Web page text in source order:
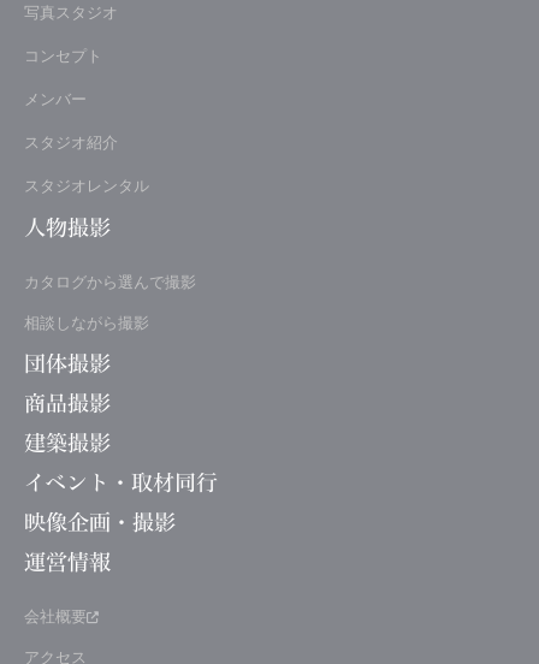
写真スタジオ
コンセプト
メンバー
スタジオ紹介
スタジオレンタル
人物撮影
カタログから選んで撮影
相談しながら撮影
団体撮影
商品撮影
建築撮影
イベント・取材同行
映像企画・撮影
運営情報
会社概要
アクセス